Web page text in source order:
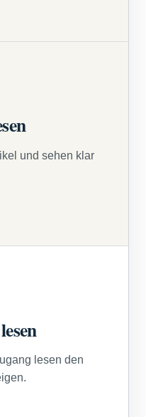
und sehen klar
lesen den